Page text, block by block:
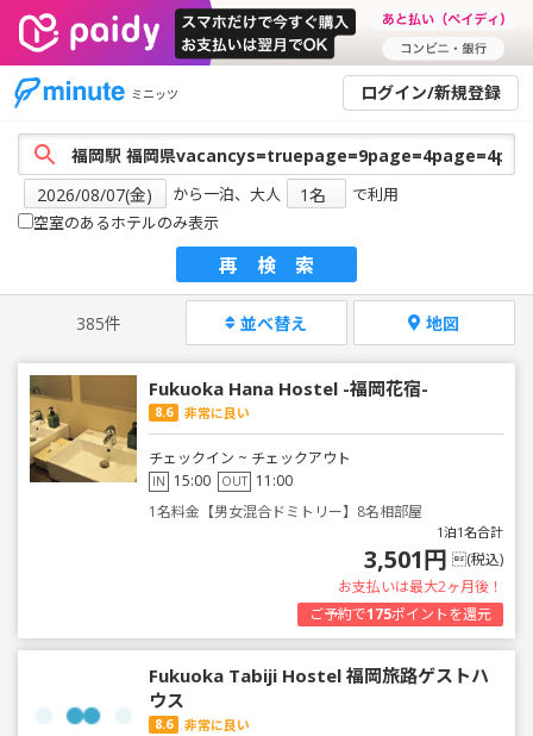
ミニッツ ログイン/新規登録
から一泊、大人
で利用
空室のあるホテルのみ表示
再検索
385件 並べ替え 地図
Fukuoka Hana Hostel -福岡花宿-
8.6 非常に良い
チェックイン ~ チェックアウト
IN 15:00 OUT 11:00
1名料金【男女混合ドミトリー】8名相部屋
1泊1名合計
3,501円 (税込)
お支払いは最大2ヶ月後！
ご予約で175ポイントを還元
Fukuoka Tabiji Hostel 福岡旅路ゲストハ
ウス
8.6 非常に良い